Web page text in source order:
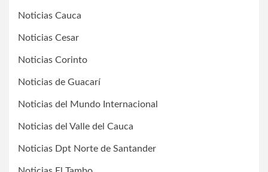
Noticias Cauca
Noticias Cesar
Noticias Corinto
Noticias de Guacarí
Noticias del Mundo Internacional
Noticias del Valle del Cauca
Noticias Dpt Norte de Santander